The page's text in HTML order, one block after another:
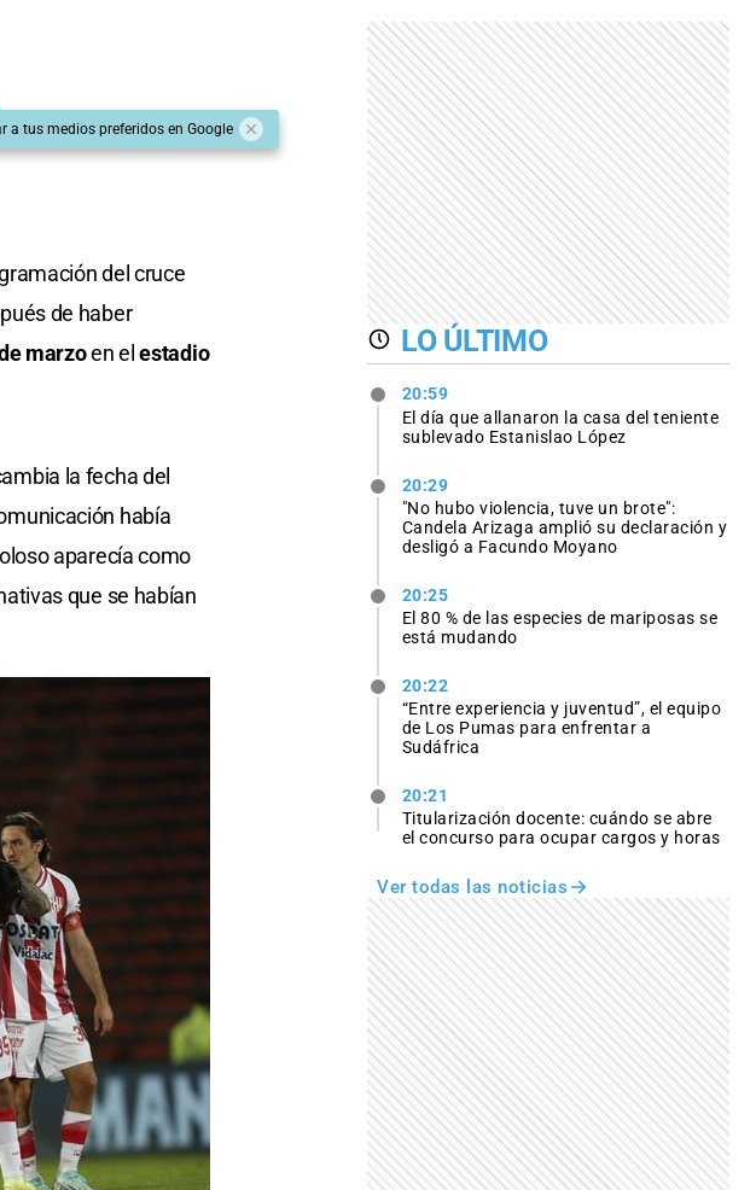
a tus medios preferidos en Google
del cruce
de haber
marzoen elestadio
la fecha del
había
aparecía como
que se habían
LO ÚLTIMO
20:59
El día que allanaron la casa del teniente
sublevado Estanislao López
20:29
"No hubo violencia, tuve un brote":
Candela Arizaga amplió su declaración y
desligó a Facundo Moyano
20:25
El 80 % de las especies de mariposas se
está mudando
20:22
“Entre experiencia y juventud”, el equipo
de Los Pumas para enfrentar a
Sudáfrica
20:21
Titularización docente: cuándo se abre
el concurso para ocupar cargos y horas
Ver todas las noticias